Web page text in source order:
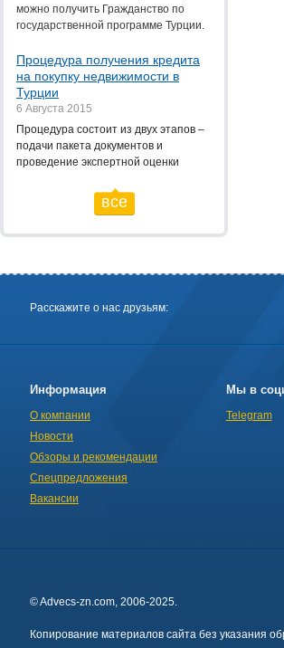
можно получить Гражданство по
государственной программе Турции.
Процедура получения кредита
на покупку недвижимости в
Турции
6 Августа 2015
Процедура состоит из двух этапов –
подачи пакета документов и
проведение экспертной оценки
все
Расскажите о нас друзьям:
Информация
О компании
Новости
Обзоры и рекомендации
Спецпредложения
Вакансии
Мы в
Telegram
© Advecs-zn.com, 2006-2025.
Копирование материалов сайта без указания